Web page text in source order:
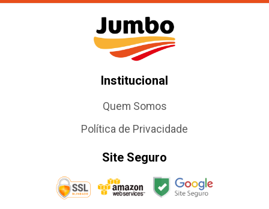
Institucional
Quem Somos
Política de Privacidade
Site Seguro